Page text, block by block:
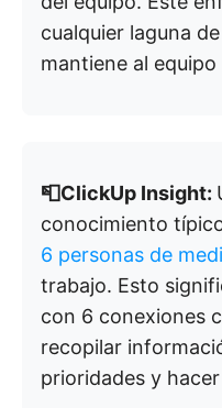
cualquier laguna
mantiene al
📮ClickUp Insight:
conocimiento
6 personas de
trabajo. Esto
con 6 conexiones
recopilar
prioridades y